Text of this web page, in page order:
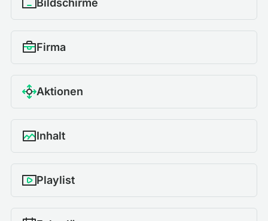
Bildschirme
Firma
Aktionen
Inhalt
Playlist